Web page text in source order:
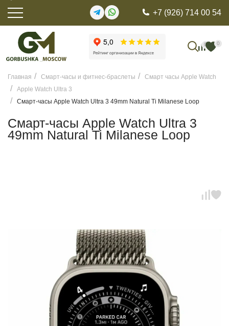
+7 (926) 714 00 54
0 0
Главная Смарт-часы и фитнес-браслеты
Смарт часы Apple Watch
Apple Watch Ultra 3
Смарт-часы Apple Watch Ultra 3 49mm Natural Ti Milanese Loop
Смарт-часы Apple Watch Ultra 3
49mm Natural Ti Milanese Loop